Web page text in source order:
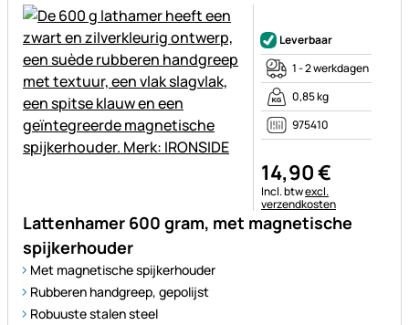
Lattenhamer 600 gram, met magnetische
spijkerhouder
Met magnetische spijkerhouder
Rubberen handgreep, gepolijst
Robuuste stalen steel
Leverbaar
1 - 2 werkdagen
0,85 kg
975410
14,90€
Belastinginformatie:
Incl. btwexcl.
verzendkosten